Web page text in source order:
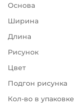
Основа
Ширина
Длина
Рисунок
Цвет
Подгон рисунка
Кол-во в упаковке